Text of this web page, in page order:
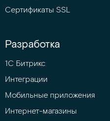
Сертификаты SSL
Разработка
1C Битрикс
Интеграции
Мобильные приложения
Интернет-магазины